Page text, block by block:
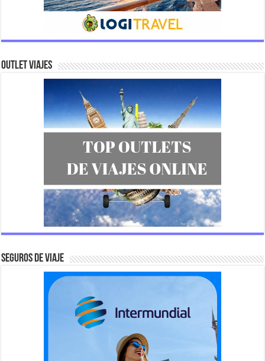
Outlet Viajes
SEGUROS DE VIAJE